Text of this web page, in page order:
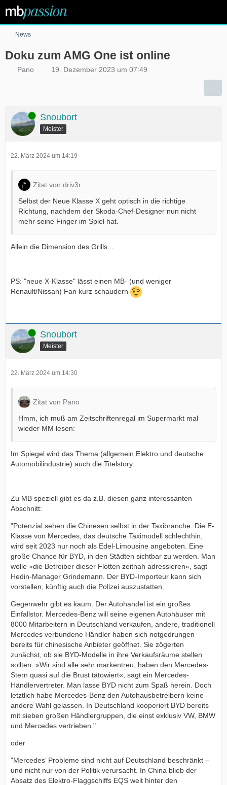
News
Doku zum AMG One ist online
Pano 19. Dezember 2023 um 07:49
Online Snoubort
Meister
22. März 2024 um 14:19
Zitat von driv3r
Selbst der Neue Klasse X geht optisch in die richtige
Richtung, nachdem der Skoda-Chef-Designer nun nicht
mehr seine Finger im Spiel hat.
Allein die Dimension des Grills...
PS: "neue X-Klasse" lässt einen MB- (und weniger
Renault/Nissan) Fan kurz schaudern
Online Snoubort
Meister
22. März 2024 um 14:30
Zitat von Pano
Hmm, ich muß am Zeitschriftenregal im Supermarkt mal
wieder MM lesen:
Im Spiegel wird das Thema (allgemein Elektro und deutsche
Automobilindustrie) auch die Titelstory.
Zu MB speziell gibt es da z.B. diesen ganz interessanten
Abschnitt:
"Potenzial sehen die Chinesen selbst in der Taxibranche. Die E-
Klasse von Mercedes, das deutsche Taximodell schlechthin,
wird seit 2023 nur noch als Edel-Limousine angeboten. Eine
große Chance für BYD, in den Städten sichtbar zu werden. Man
wolle »die Betreiber dieser Flotten zeitnah adressieren«, sagt
Hedin-Manager Grindemann. Der BYD-Importeur kann sich
vorstellen, künftig auch die Polizei auszustatten.
Gegenwehr gibt es kaum. Der Autohandel ist ein großes
Einfallstor. Mercedes-Benz will seine eigenen Autohäuser mit
8000 Mitarbeitern in Deutschland verkaufen, andere, traditionell
Mercedes verbundene Händler haben sich notgedrungen
bereits für chinesische Anbieter geöffnet. Sie zögerten
zunächst, ob sie BYD-Modelle in ihre Verkaufsräume stellen
sollten. »Wir sind alle sehr markentreu, haben den Mercedes-
Stern quasi auf die Brust tätowiert«, sagt ein Mercedes-
Händlervertreter. Man lasse BYD nicht zum Spaß herein. Doch
letztlich habe Mercedes-Benz den Autohausbetreibern keine
andere Wahl gelassen. In Deutschland kooperiert BYD bereits
mit sieben großen Händlergruppen, die einst exklusiv VW, BMW
und Mercedes vertrieben."
oder
"Mercedes’ Probleme sind nicht auf Deutschland beschränkt –
und nicht nur von der Politik verursacht. In China blieb der
Absatz des Elektro-Flaggschiffs EQS weit hinter den